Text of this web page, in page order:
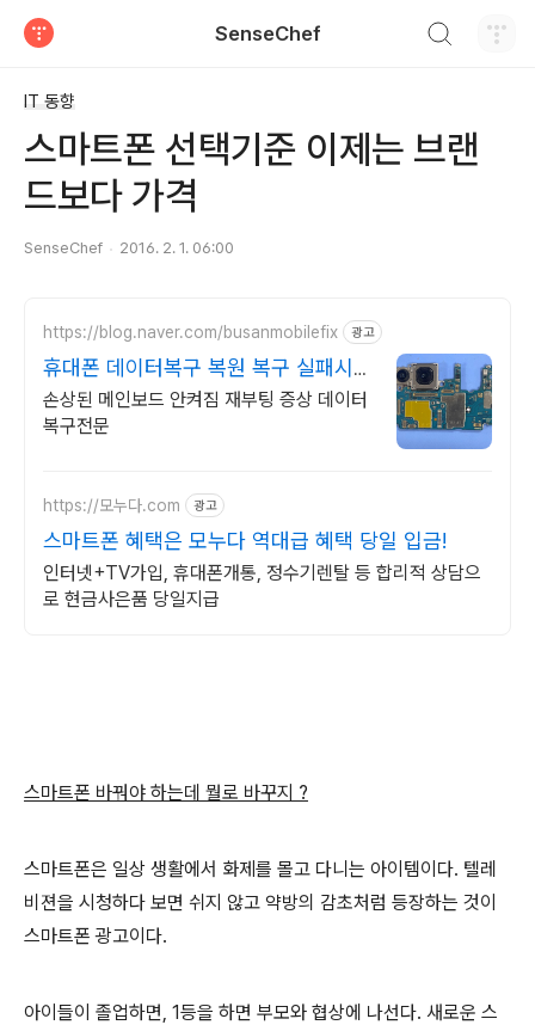
SenseChef
IT 동향
스마트폰 선택기준 이제는 브랜
드보다 가격
SenseChef 2016. 2. 1. 06:00
https://blog.naver.com/busanmobilefix 광고
휴대폰 데이터복구 복원 복구 실패시
비용 안받습니다
손상된 메인보드 안켜짐 재부팅 증상 데이터
복구전문
https://모누다.com 광고
스마트폰 혜택은 모누다 역대급 혜택 당일 입금!
인터넷+TV가입, 휴대폰개통, 정수기렌탈 등 합리적 상담으
로 현금사은품 당일지급
스마트폰 바꿔야 하는데 뭘로 바꾸지 ?
스마트폰은 일상 생활에서 화제를 몰고 다니는 아이템이다. 텔레
비젼을 시청하다 보면 쉬지 않고 약방의 감초처럼 등장하는 것이
스마트폰 광고이다.
아이들이 졸업하면, 1등을 하면 부모와 협상에 나선다. 새로운 스